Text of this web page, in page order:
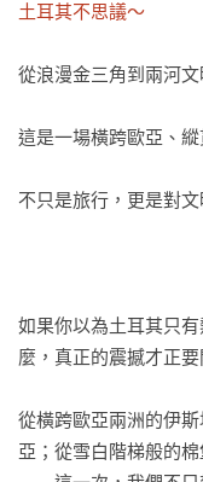
土耳其不思議～
從浪漫金三角到兩河
這是一場橫跨歐亞、縱
不只是旅行，更是對文
如果你以為土耳其只
麼，真正的震撼才正要
從橫跨歐亞兩洲的伊
亞；從雪白階梯般的